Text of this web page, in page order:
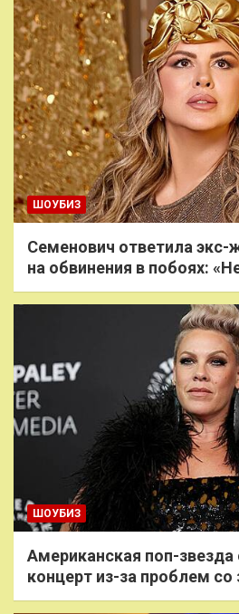
ШОУБИЗ
Семенович ответила экс-
на обвинения в побоях:
ШОУБИЗ
Американская поп-
концерт из-за проблем